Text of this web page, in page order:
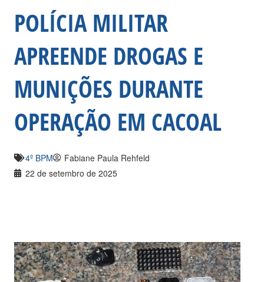
POLÍCIA MILITAR
APREENDE DROGAS E
MUNIÇÕES DURANTE
OPERAÇÃO EM CACOAL
4º BPM
Fabiane Paula Rehfeld
22 de setembro de 2025